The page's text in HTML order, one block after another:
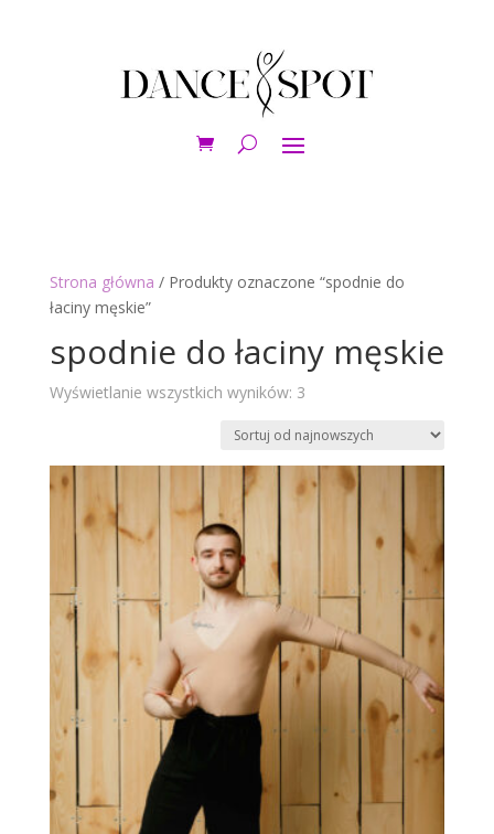
Strona główna / Produkty oznaczone “spodnie do
łaciny męskie”
spodnie do łaciny męskie
Wyświetlanie wszystkich wyników: 3Posortowane
najnowszych